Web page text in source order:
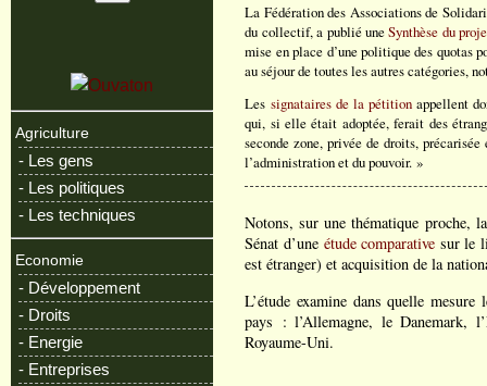
Agriculture
- Les gens
- Les politiques
- Les techniques
Economie
- Développement
- Droits
- Energie
- Entreprises
La Fédération des Associations de
du collectif, a publié uneSynthèse du
mise en place d’une politique des quotas
au séjour de toutes les autres catégories,
Les signataires de la pétitionappellent
qui, si elle était adoptée, ferait des
seconde zone, privée de droits,
l’administration et du pouvoir. »
Notons, sur une thématique proche,
Sénat d’une étude comparative sur le
est étranger) et acquisition de la
L’étude examine dans quelle
pays : l’Allemagne, le Danemark,
Royaume-Uni.